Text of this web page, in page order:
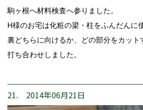
駒ヶ根へ材料検査へ参りました。
H様のお宅は化粧の梁・柱をふんだんに
裏どちらに向けるか、どの部分をカット
打ち合わせしました。
21. 2014年06月21日